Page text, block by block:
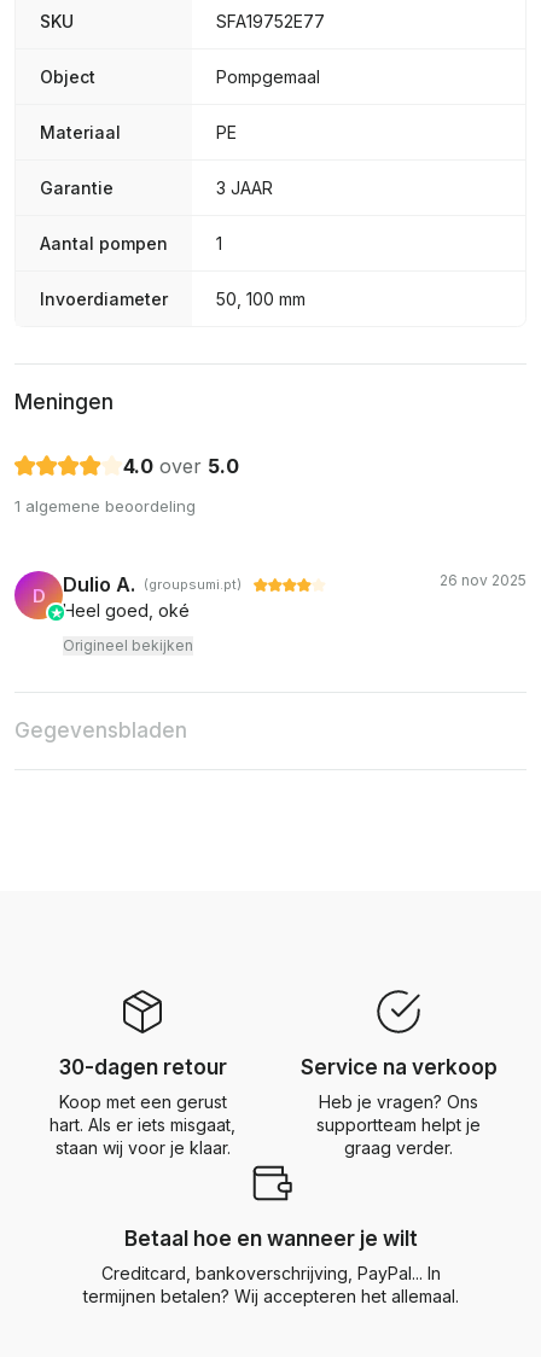
SKU SFA19752E77
Object Pompgemaal
Materiaal PE
Garantie 3 JAAR
Aantal pompen 1
Invoerdiameter 50, 100 mm
Meningen
4.0 over 5.0
1 algemene beoordeling
D Dulio A. (groupsumi.pt) 26 nov 2025
Heel goed, oké
Origineel bekijken
Gegevensbladen
30-dagen retour
Koop met een gerust
hart. Als er iets misgaat,
staan wij voor je klaar.
Service na verkoop
Heb je vragen? Ons
supportteam helpt je
graag verder.
Betaal hoe en wanneer je wilt
Creditcard, bankoverschrijving, PayPal... In
termijnen betalen? Wij accepteren het allemaal.